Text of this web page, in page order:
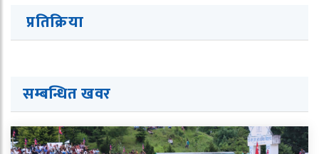
प्रतिक्रिया
सम्बन्धित खवर